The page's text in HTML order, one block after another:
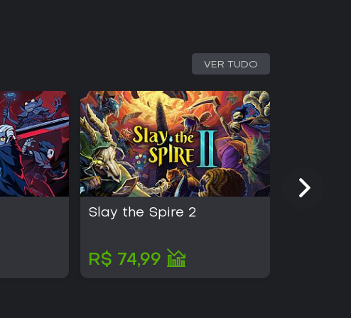
VER TUDO
Slay the Spire 2
R$ 74,99